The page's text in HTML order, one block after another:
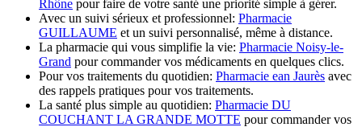
Rhône pour faire de votre santé une priorité simple à gérer.
Avec un suivi sérieux et professionnel: Pharmacie
GUILLAUME et un suivi personnalisé, même à distance.
La pharmacie qui vous simplifie la vie: Pharmacie Noisy-le-
Grand pour commander vos médicaments en quelques clics.
Pour vos traitements du quotidien: Pharmacie ean Jaurès avec
des rappels pratiques pour vos traitements.
La santé plus simple au quotidien: Pharmacie DU
COUCHANT LA GRANDE MOTTE pour commander vos